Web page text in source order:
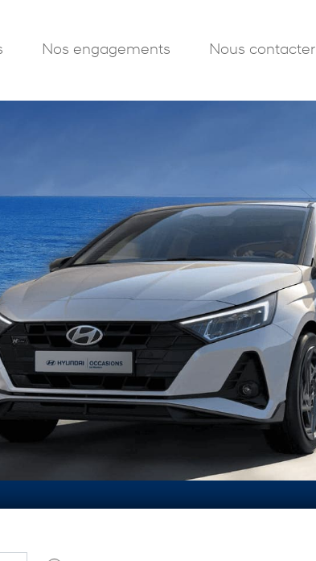
Nos engagements Nous contacter